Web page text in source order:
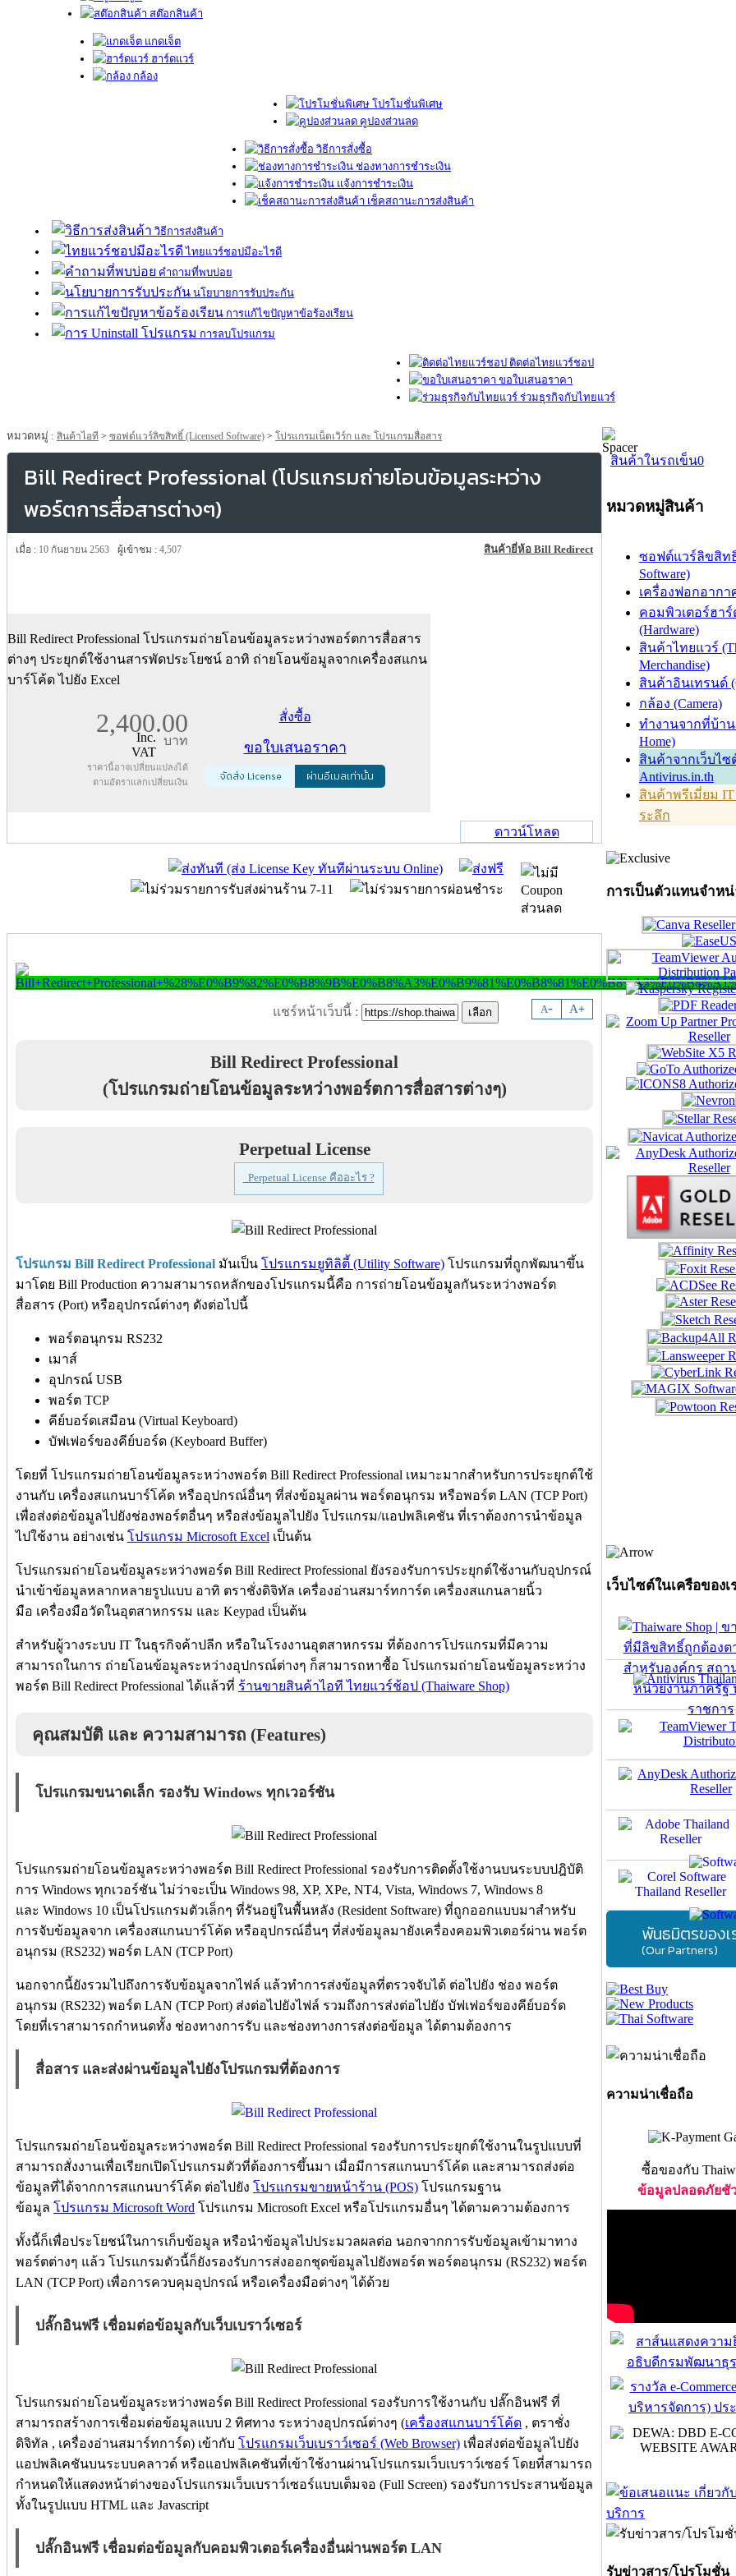
สต๊อกสินค้า
แกดเจ็ต
ฮาร์ดแวร์
กล้อง
โปรโมชั่นพิเศษ
คูปองส่วนลด
วิธีการสั่งซื้อ
ช่องทางการชำระเงิน
แจ้งการชำระเงิน
เช็คสถานะการส่งสินค้า
วิธีการส่งสินค้า
ไทยแวร์ชอปมีอะไรดี
คำถามที่พบบ่อย
นโยบายการรับประกัน
การแก้ไขปัญหาข้อร้องเรียน
การลบโปรแกรม
ติดต่อไทยแวร์ชอป
ขอใบเสนอราคา
ร่วมธุรกิจกับไทยแวร์
หมวดหมู่ : สินค้าไอที > ซอฟต์แวร์ลิขสิทธิ์ (Licensed Software) > โปรแกรมเน็ตเวิร์ก และ โปรแกรมสื่อสาร
Bill Redirect Professional (โปรแกรมถ่ายโอนข้อมูลระหว่าง
พอร์ตการสื่อสารต่างๆ)
เมื่อ : 10 กันยายน 2563 ผู้เข้าชม : 4,507 สินค้ายี่ห้อ Bill Redirect
Bill Redirect Professional โปรแกรมถ่ายโอนข้อมูลระหว่างพอร์ตการสื่อสาร
ต่างๆ ประยุกต์ใช้งานสารพัดประโยชน์ อาทิ ถ่ายโอนข้อมูลจากเครื่องสแกน
บาร์โค้ด ไปยัง Excel
2,400.00
บาท
Inc.
VAT
ราคานี้อาจเปลี่ยนแปลงได้
ตามอัตราแลกเปลี่ยนเงิน
สั่งซื้อ
ขอใบเสนอราคา
จัดส่ง License ผ่านอีเมลเท่านั้น
ดาวน์โหลด
A- A+
แชร์หน้าเว็บนี้ :
Bill Redirect Professional
(โปรแกรมถ่ายโอนข้อมูลระหว่างพอร์ตการสื่อสารต่างๆ)
Perpetual License
Perpetual License คืออะไร ?
โปรแกรม Bill Redirect Professional มันเป็น โปรแกรมยูทิลิตี้ (Utility Software) โปรแกรมที่ถูกพัฒนาขึ้น
มาโดย Bill Production ความสามารถหลักของโปรแกรมนี้คือ การถ่ายโอนข้อมูลกันระหว่างพอร์ต
สื่อสาร (Port) หรืออุปกรณ์ต่างๆ ดังต่อไปนี้
พอร์ตอนุกรม RS232
เมาส์
อุปกรณ์ USB
พอร์ต TCP
คีย์บอร์ดเสมือน (Virtual Keyboard)
บัฟเฟอร์ของคีย์บอร์ด (Keyboard Buffer)
โดยที่ โปรแกรมถ่ายโอนข้อมูลระหว่างพอร์ต Bill Redirect Professional เหมาะมากสำหรับการประยุกต์ใช้
งานกับ เครื่องสแกนบาร์โค้ด หรืออุปกรณ์อื่นๆ ที่ส่งข้อมูลผ่าน พอร์ตอนุกรม หรือพอร์ต LAN (TCP Port)
เพื่อส่งต่อข้อมูลไปยังช่องพอร์ตอื่นๆ หรือส่งข้อมูลไปยัง โปรแกรม/แอปพลิเคชัน ที่เราต้องการนำข้อมูล
ไปใช้งาน อย่างเช่น โปรแกรม Microsoft Excel เป็นต้น
โปรแกรมถ่ายโอนข้อมูลระหว่างพอร์ต Bill Redirect Professional ยังรองรับการประยุกต์ใช้งานกับอุปกรณ์
นำเข้าข้อมูลหลากหลายรูปแบบ อาทิ ตราชั่งดิจิทัล เครื่องอ่านสมาร์ทการ์ด เครื่องสแกนลายนิ้ว
มือ เครื่องมือวัดในอุตสาหกรรม และ Keypad เป็นต้น
สำหรับผู้วางระบบ IT ในธุรกิจค้าปลีก หรือในโรงงานอุตสาหกรรม ที่ต้องการโปรแกรมที่มีความ
สามารถในการ ถ่ายโอนข้อมูลระหว่างอุปกรณ์ต่างๆ ก็สามารถหาซื้อ โปรแกรมถ่ายโอนข้อมูลระหว่าง
พอร์ต Bill Redirect Professional ได้แล้วที่ ร้านขายสินค้าไอที ไทยแวร์ช้อป (Thaiware Shop)
คุณสมบัติ และ ความสามารถ (Features)
โปรแกรมขนาดเล็ก รองรับ Windows ทุกเวอร์ชัน
โปรแกรมถ่ายโอนข้อมูลระหว่างพอร์ต Bill Redirect Professional รองรับการติดตั้งใช้งานบนระบบปฎิบัติ
การ Windows ทุกเวอร์ชัน ไม่ว่าจะเป็น Windows 98, XP, XPe, NT4, Vista, Windows 7, Windows 8
และ Windows 10 เป็นโปรแกรมตัวเล็กๆ ที่รันอยู่ในพื้นหลัง (Resident Software) ที่ถูกออกแบบมาสำหรับ
การจับข้อมูลจาก เครื่องสแกนบาร์โค้ด หรืออุปกรณ์อื่นๆ ที่ส่งข้อมูลมายังเครื่องคอมพิวเตอร์ผ่าน พอร์ต
อนุกรม (RS232) พอร์ต LAN (TCP Port)
นอกจากนี้ยังรวมไปถึงการจับข้อมูลจากไฟล์ แล้วทำการส่งข้อมูลที่ตรวจจับได้ ต่อไปยัง ช่อง พอร์ต
อนุกรม (RS232) พอร์ต LAN (TCP Port) ส่งต่อไปยังไฟล์ รวมถึงการส่งต่อไปยัง บัฟเฟอร์ของคีย์บอร์ด
โดยที่เราสามารถกำหนดทั้ง ช่องทางการรับ และช่องทางการส่งต่อข้อมูล ได้ตามต้องการ
สื่อสาร และส่งผ่านข้อมูลไปยังโปรแกรมที่ต้องการ
โปรแกรมถ่ายโอนข้อมูลระหว่างพอร์ต Bill Redirect Professional รองรับการประยุกต์ใช้งานในรูปแบบที่
สามารถสั่งงานเพื่อเรียกเปิดโปรแกรมตัวที่ต้องการขึ้นมา เมื่อมีการสแกนบาร์โค้ด และสามารถส่งต่อ
ข้อมูลที่ได้จากการสแกนบาร์โค้ด ต่อไปยัง โปรแกรมขายหน้าร้าน (POS) โปรแกรมฐาน
ข้อมูล โปรแกรม Microsoft Word โปรแกรม Microsoft Excel หรือโปรแกรมอื่นๆ ได้ตามความต้องการ
ทั้งนี้ก็เพื่อประโยชน์ในการเก็บข้อมูล หรือนำข้อมูลไปประมวลผลต่อ นอกจากการรับข้อมูลเข้ามาทาง
พอร์ตต่างๆ แล้ว โปรแกรมตัวนี้ก็ยังรองรับการส่งออกชุดข้อมูลไปยังพอร์ต พอร์ตอนุกรม (RS232) พอร์ต
LAN (TCP Port) เพื่อการควบคุมอุปกรณ์ หรือเครื่องมือต่างๆ ได้ด้วย
ปลั๊กอินฟรี เชื่อมต่อข้อมูลกับเว็บเบราว์เซอร์
โปรแกรมถ่ายโอนข้อมูลระหว่างพอร์ต Bill Redirect Professional รองรับการใช้งานกับ ปลั๊กอินฟรี ที่
สามารถสร้างการเชื่อมต่อข้อมูลแบบ 2 ทิศทาง ระหว่างอุปกรณ์ต่างๆ (เครื่องสแกนบาร์โค้ด , ตราชั่ง
ดิจิทัล , เครื่องอ่านสมาร์ทการ์ด) เข้ากับ โปรแกรมเว็บเบราว์เซอร์ (Web Browser) เพื่อส่งต่อข้อมูลไปยัง
แอปพลิเคชันบนระบบคลาวด์ หรือแอปพลิเคชันที่เข้าใช้งานผ่านโปรแกรมเว็บเบราว์เซอร์ โดยที่สามารถ
กำหนดให้แสดงหน้าต่างของโปรแกรมเว็บเบราว์เซอร์แบบเต็มจอ (Full Screen) รองรับการประสานข้อมูล
ทั้งในรูปแบบ HTML และ Javascript
ปลั๊กอินฟรี เชื่อมต่อข้อมูลกับคอมพิวเตอร์เครื่องอื่นผ่านพอร์ต LAN
สินค้าในรถเข็น0
หมวดหมู่สินค้า
ซอฟต์แวร์ลิขสิทธิ์
Software)
เครื่องฟอกอากา
คอมพิวเตอร์ฮาร์
(Hardware)
สินค้าไทยแวร์
Merchandise)
สินค้าอินเทรนด์
กล้อง (Camera)
ทำงานจากที่บ้าน
Home)
สินค้าจากเว็บไซ
Antivirus.in.th
สินค้าพรีเมี่ยม
ระลึก
การเป็นตัวแทนจำห
เว็บไซต์ในเครือของเ
พันธมิตรของเ
(Our Partners)
ความน่าเชื่อถือ
ซื้อของกับ
ข้อมูลปลอดภัยชัว
รับข่าวสาร/โปรโมชั่น